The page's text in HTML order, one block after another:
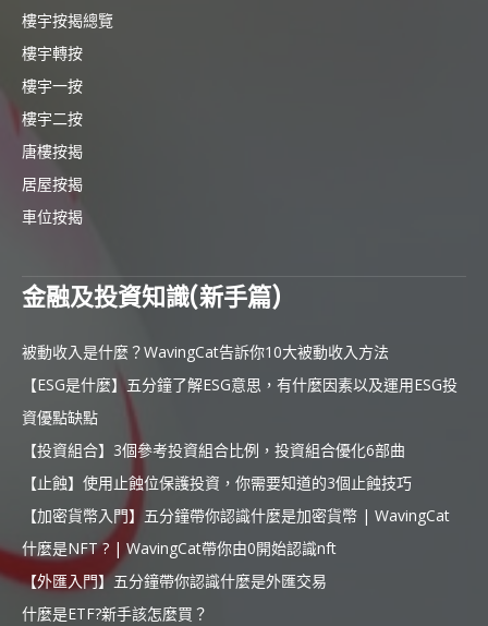
樓宇按揭總覽
樓宇轉按
樓宇一按
樓宇二按
唐樓按揭
居屋按揭
車位按揭
金融及投資知識(新手篇)
被動收入是什麼？WavingCat告訴你10大被動收入方法
【ESG是什麼】五分鐘了解ESG意思，有什麼因素以及運用ESG投
資優點缺點
【投資組合】3個參考投資組合比例，投資組合優化6部曲
【止蝕】使用止蝕位保護投資，你需要知道的3個止蝕技巧
【加密貨幣入門】五分鐘帶你認識什麼是加密貨幣 | WavingCat
什麼是NFT ? | WavingCat帶你由0開始認識nft
【外匯入門】五分鐘帶你認識什麼是外匯交易
什麼是ETF?新手該怎麼買？